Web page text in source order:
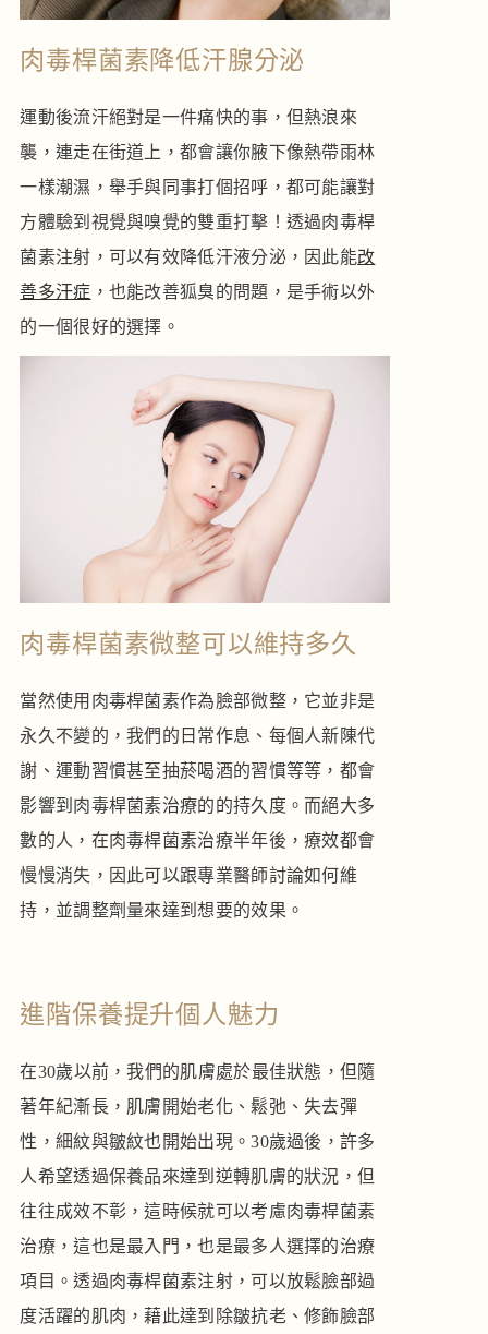
肉毒桿菌素降低汗腺分泌
運動後流汗絕對是一件痛快的事，但熱浪來
襲，連走在街道上，都會讓你腋下像熱帶雨林
一樣潮濕，舉手與同事打個招呼，都可能讓對
方體驗到視覺與嗅覺的雙重打擊！透過肉毒桿
菌素注射，可以有效降低汗液分泌，因此能改
善多汗症 ，也能改善狐臭的問題，是手術以外
的一個很好的選擇。
肉毒桿菌素微整可以維持多久
當然使用肉毒桿菌素作為臉部微整，它並非是
永久不變的，我們的日常作息、每個人新陳代
謝、運動習慣甚至抽菸喝酒的習慣等等，都會
影響到肉毒桿菌素治療的的持久度。而絕大多
數的人，在肉毒桿菌素治療半年後，療效都會
慢慢消失，因此可以跟專業醫師討論如何維
持，並調整劑量來達到想要的效果。
進階保養提升個人魅力
在30歲以前，我們的肌膚處於最佳狀態，但隨
著年紀漸長，肌膚開始老化、鬆弛、失去彈
性，細紋與皺紋也開始出現。30歲過後，許多
人希望透過保養品來達到逆轉肌膚的狀況，但
往往成效不彰，這時候就可以考慮肉毒桿菌素
治療，這也是最入門，也是最多人選擇的治療
項目。透過肉毒桿菌素注射，可以放鬆臉部過
度活躍的肌肉，藉此達到除皺抗老、修飾臉部